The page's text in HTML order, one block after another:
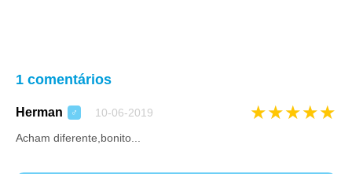
1 comentários
Herman ♂ 10-06-2019 ★★★★★
Acham diferente,bonito...